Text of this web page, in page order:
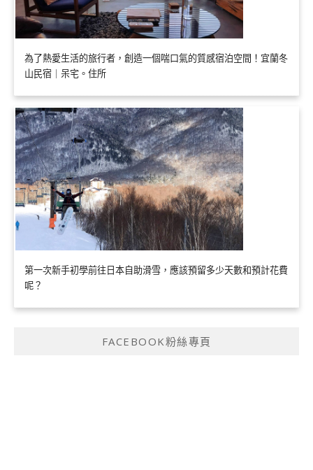
為了熱愛生活的旅行者，創造一個喘口氣的質感宿泊空間！宜蘭冬
山民宿｜呆宅。住所
第一次新手初學前往日本自助滑雪，應該預留多少天數和預計花費
呢？
FACEBOOK粉絲專頁